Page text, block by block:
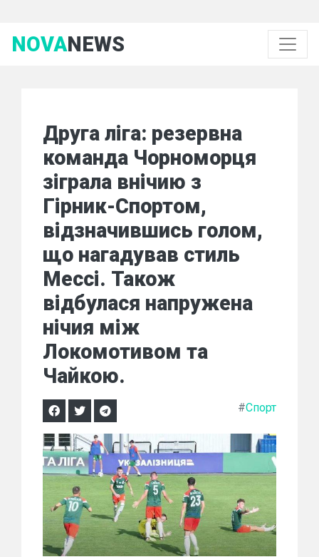
NOVANEWS
Друга ліга: резервна
команда Чорноморця
зіграла внічию з
Гірник-Спортом,
відзначившись голом,
що нагадував стиль
Мессі. Також
відбулася напружена
нічия між
Локомотивом та
Чайкою.
#Спорт